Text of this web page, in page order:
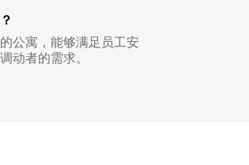
公寓，能够满足员工安
动者的需求。